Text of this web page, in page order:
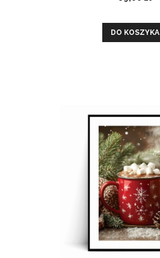
DO KOSZYKA